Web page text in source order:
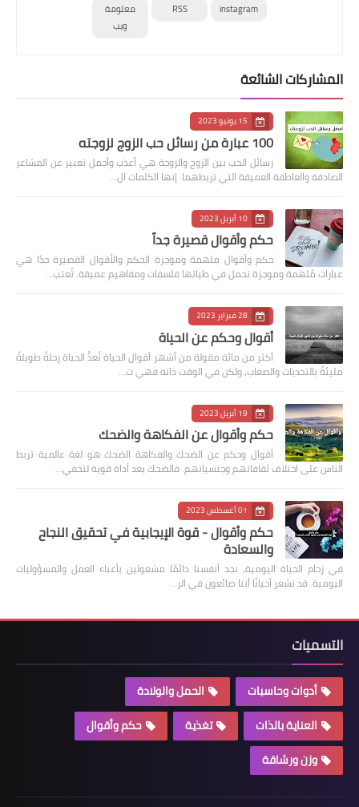
instagram
RSS
معلومة
ويب
المشاركات الشائعة
15 يونيو 2023
100 عبارة من رسائل حب الزوج لزوجته
رسائل الحب بين الزوج والزوجة هي أعذب وأجمل تعبير عن المشاعر
الصادقة والعاطفة العميقة التي تربطهما. إنها الكلمات ال…
10 أبريل 2023
حكم وأقوال قصيرة جداً
حكم وأقوال ملهمة وموجزة الحكم والأقوال القصيرة جدًا هي
عبارات مُلهمة وموجزة تحمل في طياتها فلسفات ومفاهيم عميقة. تُعتب…
28 فبراير 2023
أقوال وحكم عن الحياة
أكثر من مائة مقولة من أشهر أقوال الحياة تُعدُّ الحياة رحلةً طويلةً
مليئةً بالتحديات والصعاب، ولكن في الوقت ذاته فهي ت…
19 أبريل 2023
حكم وأقوال عن الفكاهة والضحك
أقوال وحكم عن الضحك والفكاهة الضحك هو لغة عالمية تربط
الناس على اختلاف ثقافاتهم وجنسياتهم. فالضحك يعد أداة قوية لتخفي…
01 أغسطس 2023
حكم وأقوال - قوة الإيجابية في تحقيق النجاح
والسعادة
في زحام الحياة اليومية، نجد أنفسنا دائمًا مشغولين بأعباء العمل والمسؤوليات
اليومية. قد نشعر أحيانًا أننا ضائعون في الر…
التسميات
أدوات وحاسبات
الحمل والولادة
العناية بالذات
تغذية
حكم وأقوال
وزن ورشاقة